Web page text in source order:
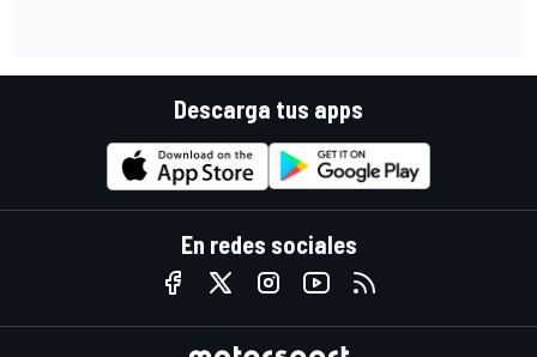
Descarga tus apps
En redes sociales